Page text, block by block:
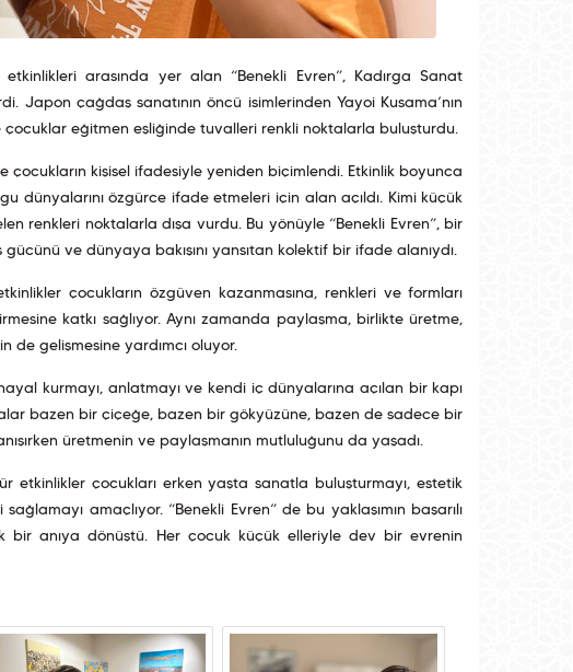
arasında yer alan “Benekli Evren”, Kadırga Sanat
Japon çağdaş sanatının öncü isimlerinden Yayoi Kusama’nın
eğitmen eşliğinde tuvalleri renkli noktalarla buluşturdu.
çocukların kişisel ifadesiyle yeniden biçimlendi. Etkinlik boyunca
özgürce ifade etmeleri için alan açıldı. Kimi küçük
renkleri noktalarla dışa vurdu. Bu yönüyle “Benekli Evren”, bir
ve dünyaya bakışını yansıtan kolektif bir ifade alanıydı.
çocukların özgüven kazanmasına, renkleri ve formları
katkı sağlıyor. Aynı zamanda paylaşma, birlikte üretme,
gelişmesine yardımcı oluyor.
kurmayı, anlatmayı ve kendi iç dünyalarına açılan bir kapı
bazen bir çiçeğe, bazen bir gökyüzüne, bazen de sadece bir
üretmenin ve paylaşmanın mutluluğunu da yaşadı.
etkinlikler çocukları erken yaşta sanatla buluşturmayı, estetik
amaçlıyor. “Benekli Evren” de bu yaklaşımın başarılı
anıya dönüştü. Her çocuk küçük elleriyle dev bir evrenin